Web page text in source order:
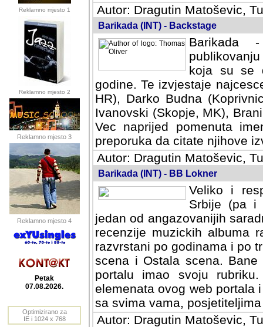
Reklamno mjesto 1
Reklamno mjesto 2
Reklamno mjesto 3
Reklamno mjesto 4
Petak
07.08.2026.
Optimizirano za
IE i 1024 x 768
Autor: Dragutin Matoševic,
Barikada (INT) - Backstage
Barikada
koja su se
godine. Te izvjestaje
HR), Darko Budna
Ivanovski (Skopje, MK),
Vec naprijed pomenuta
preporuka da citate njihove
Autor: Dragutin Matoševic,
Barikada (INT) - BB Lokner
Veliko i
Srbije (pa i
jedan od angazovanijih
recenzije muzickih albuma
razvrstani po godinama i po
scena i Ostala scena.
portalu imao svoju
elemenata ovog web portala
sa svima vama,
Autor: Dragutin Matoševic,